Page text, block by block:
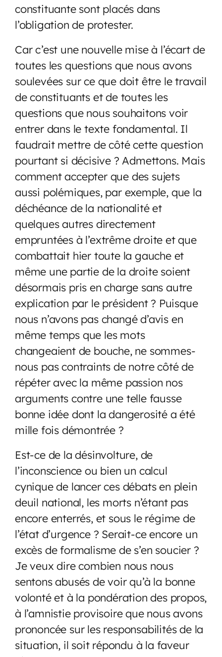
constituante sont placés dans
l’obligation de protester.
Car c’est une nouvelle mise à l’écart de
toutes les questions que nous avons
soulevées sur ce que doit être le travail
de constituants et de toutes les
questions que nous souhaitons voir
entrer dans le texte fondamental. Il
faudrait mettre de côté cette question
pourtant si décisive ? Admettons. Mais
comment accepter que des sujets
aussi polémiques, par exemple, que la
déchéance de la nationalité et
quelques autres directement
empruntées à l’extrême droite et que
combattait hier toute la gauche et
même une partie de la droite soient
désormais pris en charge sans autre
explication par le président ? Puisque
nous n’avons pas changé d’avis en
même temps que les mots
changeaient de bouche, ne sommes-
nous pas contraints de notre côté de
répéter avec la même passion nos
arguments contre une telle fausse
bonne idée dont la dangerosité a été
mille fois démontrée ?
Est-ce de la désinvolture, de
l’inconscience ou bien un calcul
cynique de lancer ces débats en plein
deuil national, les morts n’étant pas
encore enterrés, et sous le régime de
l’état d’urgence ? Serait-ce encore un
excès de formalisme de s’en soucier ?
Je veux dire combien nous nous
sentons abusés de voir qu’à la bonne
volonté et à la pondération des propos,
à l’amnistie provisoire que nous avons
prononcée sur les responsabilités de la
situation, il soit répondu à la faveur